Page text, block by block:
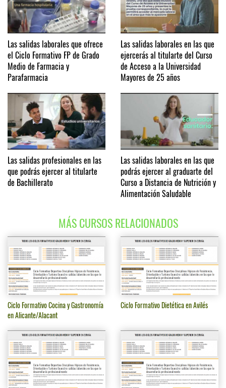
Las salidas laborales que ofrece
el Ciclo Formativo FP de Grado
Medio de Farmacia y
Parafarmacia
Las salidas laborales en las que
ejercerás al titularte del Curso
de Acceso a la Universidad
Mayores de 25 años
Las salidas profesionales en las
que podrás ejercer al titularte
de Bachillerato
Las salidas laborales en las que
podrás ejercer al graduarte del
Curso a Distancia de Nutrición y
Alimentación Saludable
MÁS CURSOS RELACIONADOS
Ciclo Formativo Cocina y Gastronomía
en Alicante/Alacant
Ciclo Formativo Dietética en Avilés